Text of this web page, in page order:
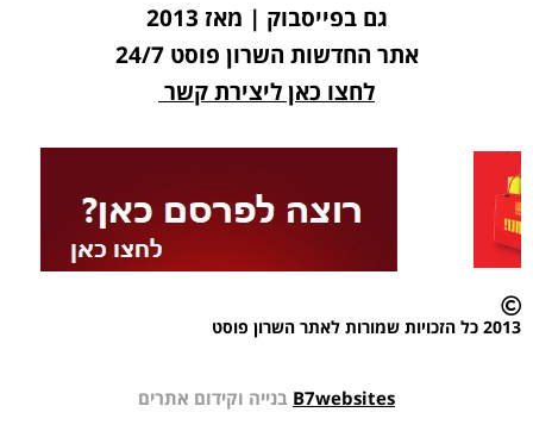
גם בפייסבוק | מאז 2013
אתר החדשות השרון פוסט 24/7
לחצו כאן ליצירת קשר
2013 כל הזכויות שמורות לאתר השרון פוסט
B7websites